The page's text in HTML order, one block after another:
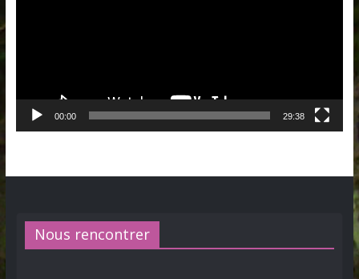
00:00 29:38
Nous rencontrer